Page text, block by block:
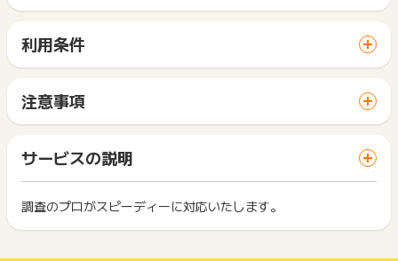
WEB申込後90日以内に現地調査が完了しない場合
その他、お申込み情報に虚偽があった場合
築15年未満の物件の場合
加入中の火災保険が共済（JA共済ムテキのみ可）・かんぽの場
合
同一世帯からの複数回の無料相談ならびに調査
火災保険に未加入の場合
対象外エリアからのお申込みの場合
▼対象外エリア
・関西（大阪、京都、兵庫、奈良、和歌山、滋賀、三重）
・中部（愛知、岐阜、長野、静岡、山梨）
利用条件
サイトに移動してからお申し込みやお買い物が完了するまでの
間に、同じブラウザ（※）で他のサイトに移動した場合はポイン
ト獲得ができません。
「 申込をしてポイントGET 」ボタンを押した時とサービス・
お買い物利用時で、デバイス・ブラウザが異なる場合はポイン
ト獲得ができません。
2回以上同じお買い物・サービスをご利用される場合は、毎回
ポイントタウンに戻り、「 申込をしてポイントGET 」ボタン
注意事項
一部のサービスにつきましては、1商品につき10円単位の金額
は切り捨てとなります。
ポイント獲得が1ポイント未満のものは切り捨てとなり、ポイ
ント履歴には記載されません。
につきましては、ポイントタウンのポイント獲得の対象には含
サービスの説明
調査のプロがスピーディーに対応いたします。